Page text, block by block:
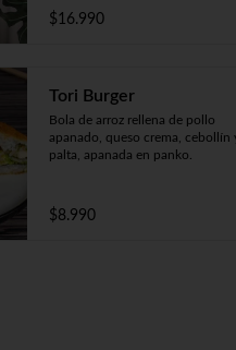
envuelto en palta.
Gyosas a elección  (5u)  + 2
**Imagen Referencial**
$16.990
Tori Burger
Bola de arroz rellena de pollo
apanado, queso crema, cebollín
palta, apanada en panko.
$8.990